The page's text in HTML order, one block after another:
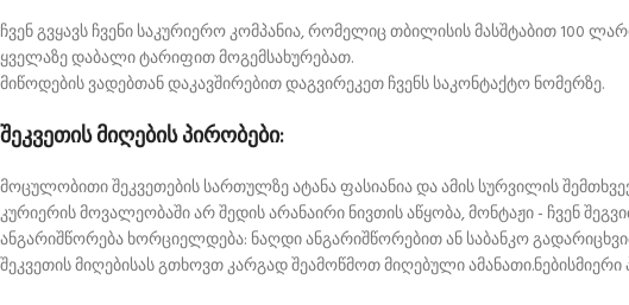
ჩვენ გვყავს ჩვენი საკურიერო კომპანია, რომელიც თბილისის მასშტაბით
ყველაზე დაბალი ტარიფით მოგემსახურებათ.
მიწოდების ვადებთან დაკავშირებით დაგვირეკეთ ჩვენს საკონტაქტო ნომერზე.
შეკვეთის მიღების პირობები:
მოცულობითი შეკვეთების სართულზე ატანა ფასიანია და ამის სურვილის
კურიერის მოვალეობაში არ შედის არანაირი ნივთის აწყობა, მონტაჟი - ჩვენ
ანგარიშწორება ხორციელდება: ნაღდი ანგარიშწორებით ან საბანკო
შეკვეთის მიღებისას გთხოვთ კარგად შეამოწმოთ მიღებული